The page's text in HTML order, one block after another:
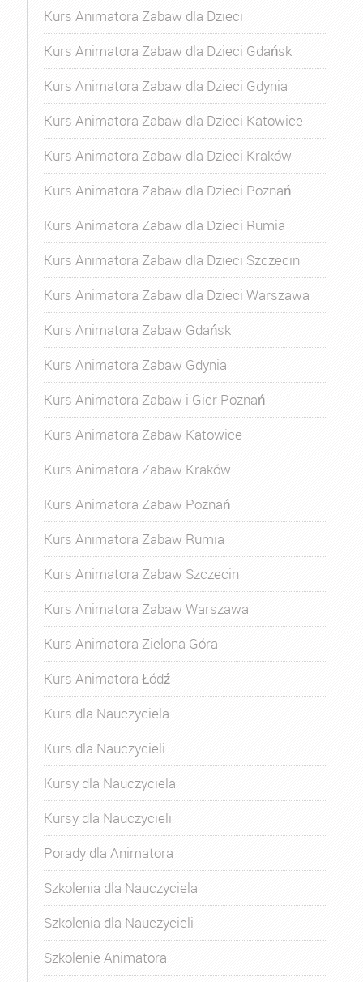
Kurs Animatora Zabaw dla Dzieci
Kurs Animatora Zabaw dla Dzieci Gdańsk
Kurs Animatora Zabaw dla Dzieci Gdynia
Kurs Animatora Zabaw dla Dzieci Katowice
Kurs Animatora Zabaw dla Dzieci Kraków
Kurs Animatora Zabaw dla Dzieci Poznań
Kurs Animatora Zabaw dla Dzieci Rumia
Kurs Animatora Zabaw dla Dzieci Szczecin
Kurs Animatora Zabaw dla Dzieci Warszawa
Kurs Animatora Zabaw Gdańsk
Kurs Animatora Zabaw Gdynia
Kurs Animatora Zabaw i Gier Poznań
Kurs Animatora Zabaw Katowice
Kurs Animatora Zabaw Kraków
Kurs Animatora Zabaw Poznań
Kurs Animatora Zabaw Rumia
Kurs Animatora Zabaw Szczecin
Kurs Animatora Zabaw Warszawa
Kurs Animatora Zielona Góra
Kurs Animatora Łódź
Kurs dla Nauczyciela
Kurs dla Nauczycieli
Kursy dla Nauczyciela
Kursy dla Nauczycieli
Porady dla Animatora
Szkolenia dla Nauczyciela
Szkolenia dla Nauczycieli
Szkolenie Animatora